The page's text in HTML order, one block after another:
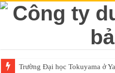
Trường Đại học Tokuyama ở